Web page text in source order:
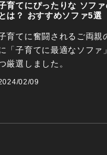
育てにぴったりな ソフ
とは？ おすすめソファ5選
育てに奮闘されるご両親
「子育てに最適なソファ
厳選しました。
02/09